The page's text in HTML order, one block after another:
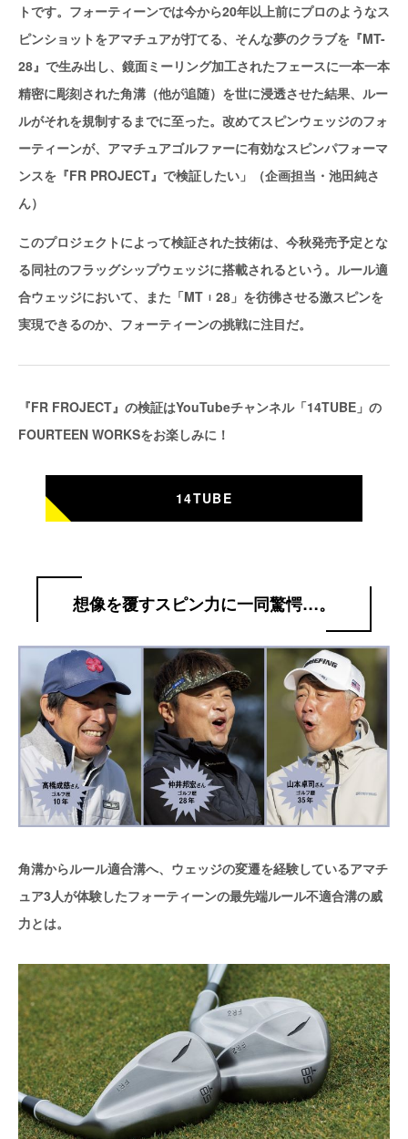
トです。フォーティーンでは今から20年以上前にプロのようなス
ピンショットをアマチュアが打てる、そんな夢のクラブを『MT-
28』で生み出し、鏡面ミーリング加工されたフェースに一本一本
精密に彫刻された角溝（他が追随）を世に浸透させた結果、ルー
ルがそれを規制するまでに至った。改めてスピンウェッジのフォ
ーティーンが、アマチュアゴルファーに有効なスピンパフォーマ
ンスを『FR PROJECT』で検証したい」（企画担当・池田純さ
ん）
このプロジェクトによって検証された技術は、今秋発売予定とな
る同社のフラッグシップウェッジに搭載されるという。ルール適
合ウェッジにおいて、また「MT︲28」を彷彿させる激スピンを
実現できるのか、フォーティーンの挑戦に注目だ。
『FR FROJECT』の検証はYouTubeチャンネル「14TUBE」の
FOURTEEN WORKSをお楽しみに！
14TUBE
想像を覆すスピン力に一同驚愕…。
角溝からルール適合溝へ、ウェッジの変遷を経験しているアマチ
ュア3人が体験したフォーティーンの最先端ルール不適合溝の威
力とは。